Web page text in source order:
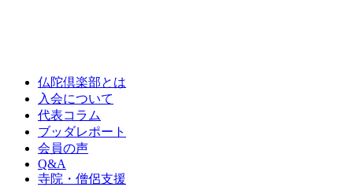
仏陀倶楽部とは
入会について
代表コラム
ブッダレポート
会員の声
Q&A
寺院・僧侶支援